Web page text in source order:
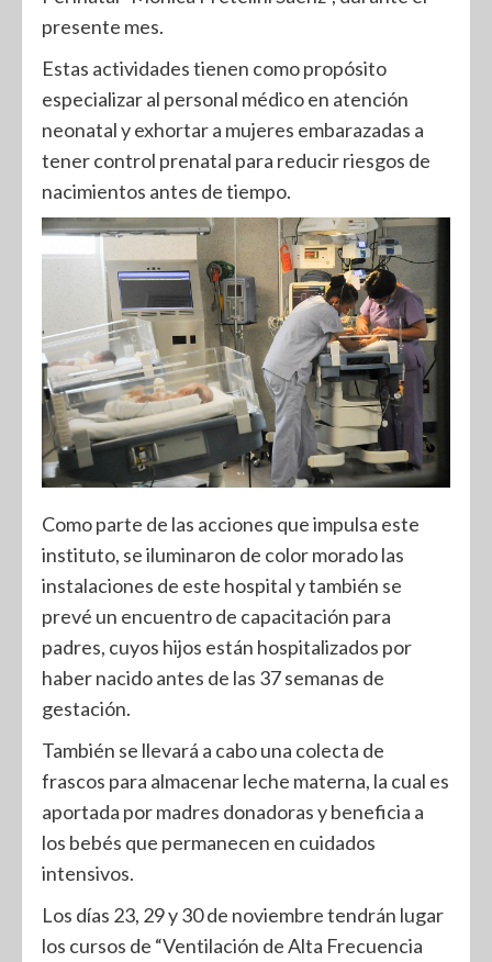
presente mes.
Estas actividades tienen como propósito
especializar al personal médico en atención
neonatal y exhortar a mujeres embarazadas a
tener control prenatal para reducir riesgos de
nacimientos antes de tiempo.
Como parte de las acciones que impulsa este
instituto, se iluminaron de color morado las
instalaciones de este hospital y también se
prevé un encuentro de capacitación para
padres, cuyos hijos están hospitalizados por
haber nacido antes de las 37 semanas de
gestación.
También se llevará a cabo una colecta de
frascos para almacenar leche materna, la cual es
aportada por madres donadoras y beneficia a
los bebés que permanecen en cuidados
intensivos.
Los días 23, 29 y 30 de noviembre tendrán lugar
los cursos de “Ventilación de Alta Frecuencia